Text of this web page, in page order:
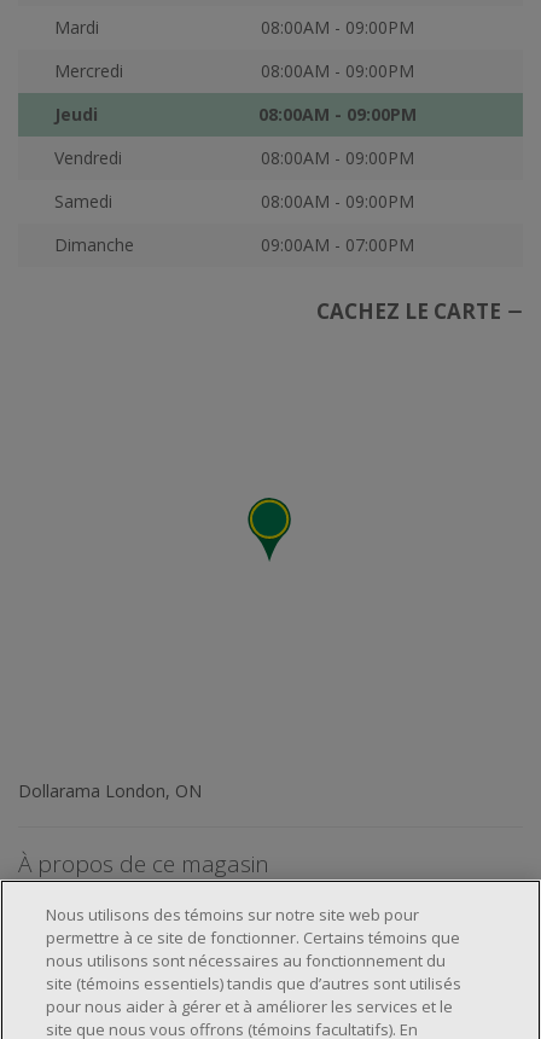
Mardi
08:00AM - 09:00PM
Mercredi
08:00AM - 09:00PM
Jeudi
08:00AM - 09:00PM
Vendredi
08:00AM - 09:00PM
Samedi
08:00AM - 09:00PM
Dimanche
09:00AM - 07:00PM
CACHEZ LE CARTE
Dollarama London, ON
À propos de ce magasin
À propos de nous
Nous utilisons des témoins sur notre site web pour
permettre à ce site de fonctionner. Certains témoins que
nous utilisons sont nécessaires au fonctionnement du
site (témoins essentiels) tandis que d’autres sont utilisés
pour nous aider à gérer et à améliorer les services et le
site que nous vous offrons (témoins facultatifs). En